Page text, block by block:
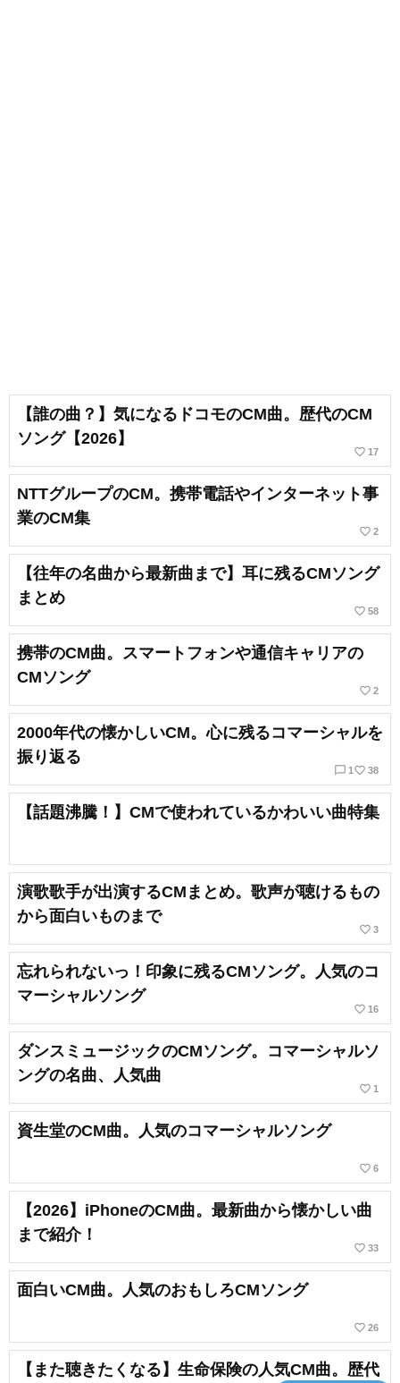
【誰の曲？】気になるドコモのCM曲。歴代のCM
ソング【2026】
favorite_border 17
NTTグループのCM。携帯電話やインターネット事
業のCM集
favorite_border 2
【往年の名曲から最新曲まで】耳に残るCMソング
まとめ
favorite_border 58
携帯のCM曲。スマートフォンや通信キャリアの
CMソング
favorite_border 2
2000年代の懐かしいCM。心に残るコマーシャルを
振り返る
chat_bubble_outline 1 favorite_border 38
【話題沸騰！】CMで使われているかわいい曲特集
演歌歌手が出演するCMまとめ。歌声が聴けるもの
から面白いものまで
favorite_border 3
忘れられないっ！印象に残るCMソング。人気のコ
マーシャルソング
favorite_border 16
ダンスミュージックのCMソング。コマーシャルソ
ングの名曲、人気曲
favorite_border 1
資生堂のCM曲。人気のコマーシャルソング
favorite_border 6
【2026】iPhoneのCM曲。最新曲から懐かしい曲
まで紹介！
favorite_border 33
面白いCM曲。人気のおもしろCMソング
favorite_border 26
【また聴きたくなる】生命保険の人気CM曲。歴代